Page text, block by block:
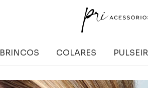
BRINCOS COLARES